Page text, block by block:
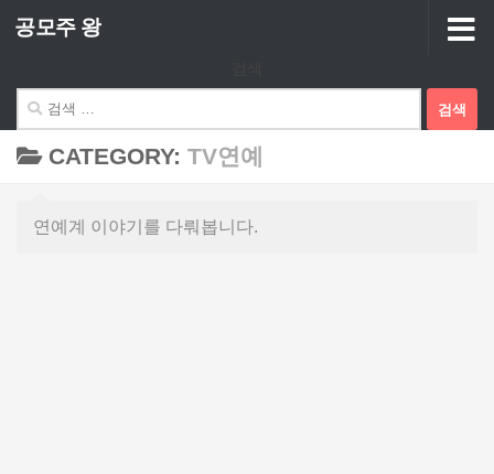
Skip to content
공모주 왕
색:
CATEGORY: TV연예
연예계 이야기를 다뤄봅니다.